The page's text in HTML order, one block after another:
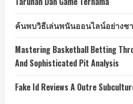
ค้นพบวิธีเล่นพนันออนไลน์อย่าง
Mastering Basketball Betting
And Sophisticated Pit Analysis
Fake Id Reviews A Outre